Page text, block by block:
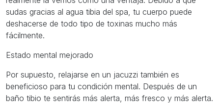
sudas gracias al agua tibia del spa, tu cuerpo puede
deshacerse de todo tipo de toxinas mucho más
fácilmente.
Estado mental mejorado
Por supuesto, relajarse en un jacuzzi también es
beneficioso para tu condición mental. Después de un
baño tibio te sentirás más alerta, más fresco y más alerta.